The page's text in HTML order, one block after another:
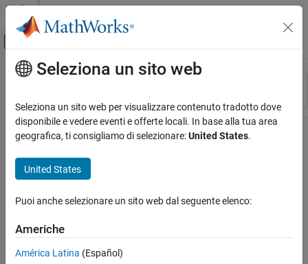
Vai al contenuto
Attiva/disattiva menu di navigazione
Risorsa
Stato
Contenuto principale
Seleziona un sito web
Seleziona un sito web per visualizzare contenuto tradotto dove
disponibile e vedere eventi e offerte locali. In base alla tua area
geografica, ti consigliamo di selezionare:United States.
United States
Puoi anche selezionare un sito web dal seguente elenco:
Americhe
América Latina (Español)